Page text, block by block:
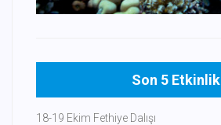
Son 5 Etkinlik
18-19 Ekim Fethiye Dalışı